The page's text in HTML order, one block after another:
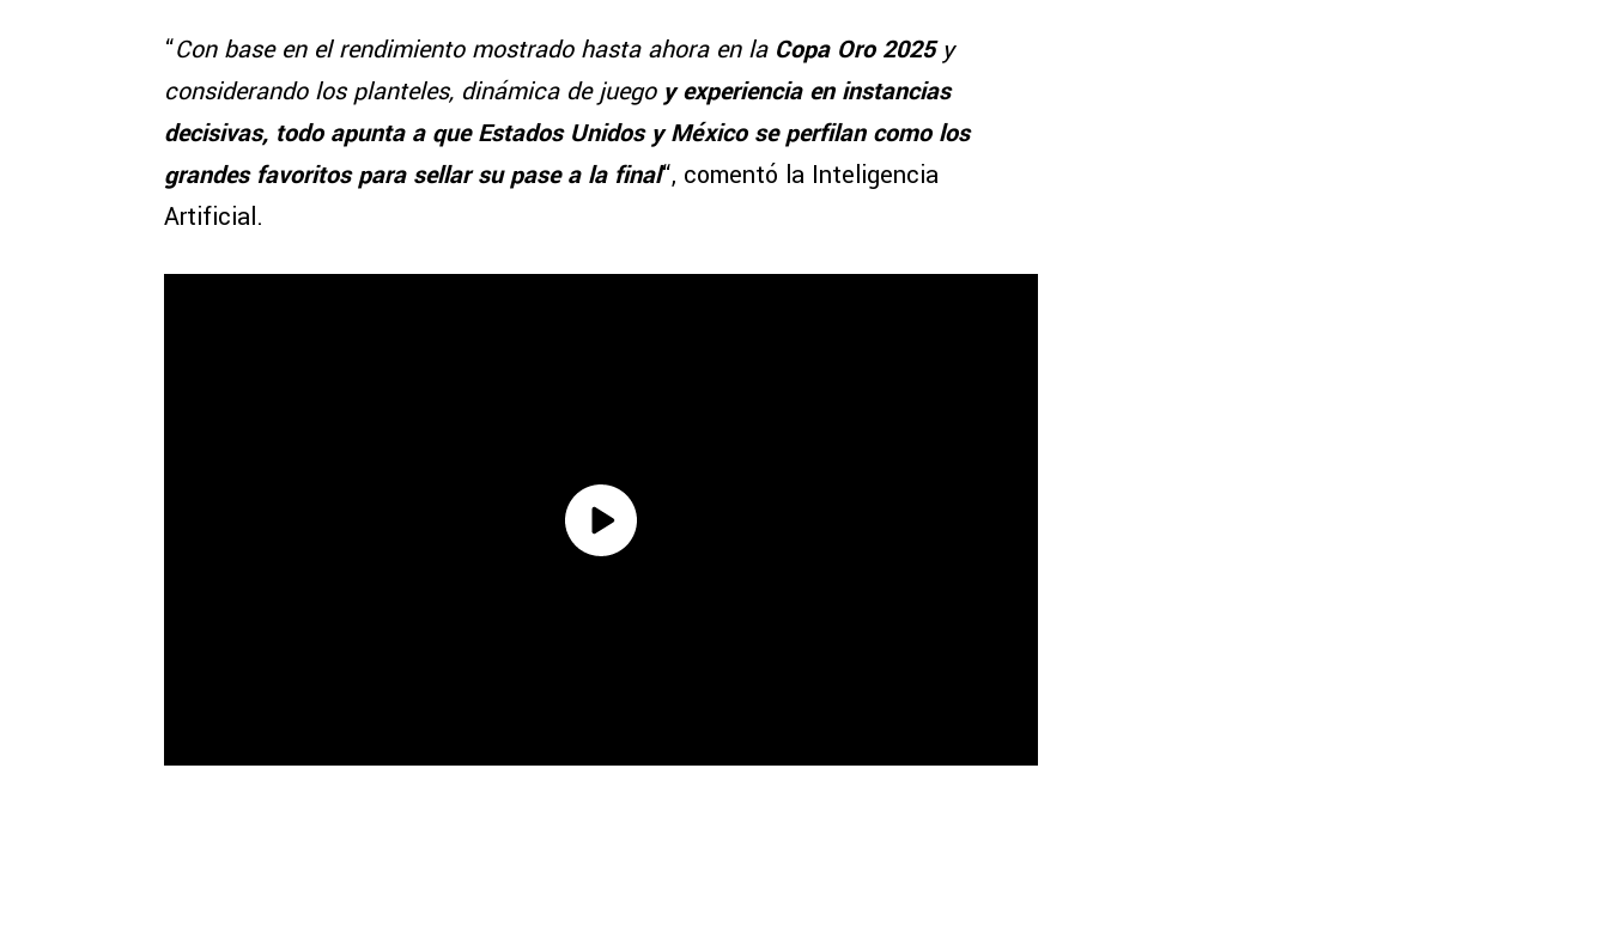
“Con base en el rendimiento mostrado hasta ahora en la Copa Oro 2025y
considerando los planteles, dinámica de juego y experiencia en instancias
decisivas, todo apunta a que Estados Unidos y México se perfilan como los
grandes favoritos para sellar su pase a la final“, comentó la Inteligencia
Artificial.